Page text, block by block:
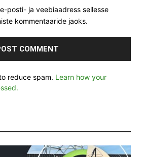
posti- ja veebiaadress sellesse
kommentaaride jaoks.
reduce spam. Learn how your